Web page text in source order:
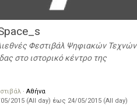
Φεστιβάλ Ψηφιακών Τεχνών
στο ιστορικό κέντρο της
· Αθήνα
2015 (All day) έως 24/05/2015 (All day)